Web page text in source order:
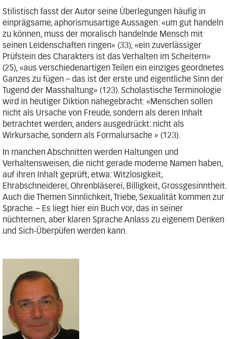
Stilistisch fasst der Autor seine Überlegungen häufig in
einprägsame, aphorismusartige Aussagen: «um gut handeln
zu können, muss der moralisch handelnde Mensch mit
seinen Leidenschaften ringen» (33), «ein zuverlässiger
Prüfstein des Charakters ist das Verhalten im Scheitern»
(25), «aus verschiedenartigen Teilen ein einziges geordnetes
Ganzes zu fügen – das ist der erste und eigentliche Sinn der
Tugend der Masshaltung» (123). Scholastische Terminologie
wird in heutiger Diktion nahegebracht: «Menschen sollen
nicht als Ursache von Freude, sondern als deren Inhalt
betrachtet werden, anders ausgedrückt: nicht als
Wirkursache, sondern als Formalursache » (123).
In manchen Abschnitten werden Haltungen und
Verhaltensweisen, die nicht gerade moderne Namen haben,
auf ihren Inhalt geprüft, etwa: Witzlosigkeit,
Ehrabschneiderei, Ohrenbläserei, Billigkeit, Grossgesinntheit.
Auch die Themen Sinnlichkeit, Triebe, Sexualität kommen zur
Sprache. – Es liegt hier ein Buch vor, das in seiner
nüchternen, aber klaren Sprache Anlass zu eigenem Denken
und Sich-Überpüfen werden kann.